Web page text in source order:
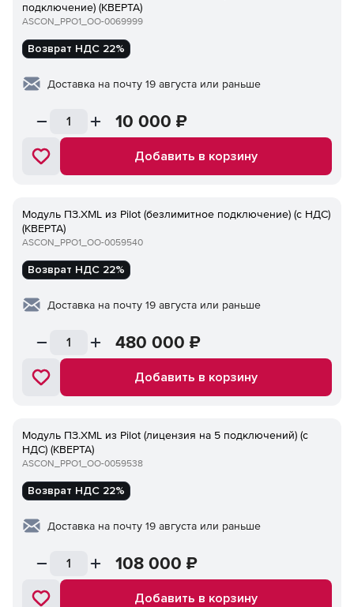
подключение) (КВЕРТА)
ASCON_PPO1_ОО-0069999
Возврат НДС 22%
Доставка на почту 19 августа или раньше
10 000 ₽
Добавить в корзину
Модуль ПЗ.XML из Pilot (безлимитное подключение) (с НДС)
(КВЕРТА)
ASCON_PPO1_ОО-0059540
Возврат НДС 22%
Доставка на почту 19 августа или раньше
480 000 ₽
Добавить в корзину
Модуль ПЗ.XML из Pilot (лицензия на 5 подключений) (с
НДС) (КВЕРТА)
ASCON_PPO1_ОО-0059538
Возврат НДС 22%
Доставка на почту 19 августа или раньше
108 000 ₽
Добавить в корзину